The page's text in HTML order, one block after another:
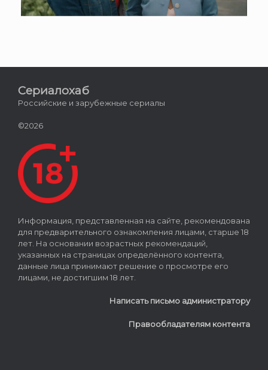
Сериалохаб
Российские и зарубежные сериалы
©2026
Информация, представленная на сайте, рекомендована
для предварительного ознакомления лицами, старше 18
лет. На основании возрастных рекомендаций,
указанных на страницах определённого контента,
данные лица принимают решение о просмотре его
лицами, не достигшим 18 лет.
Написать письмо администратору
Правообладателям контента